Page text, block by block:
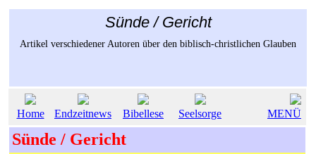
Sünde / Gericht
Artikel verschiedener Autoren über den biblisch-christlichen Glauben
Home Endzeitnews Bibellese Seelsorge MENÜ
Sünde / Gericht